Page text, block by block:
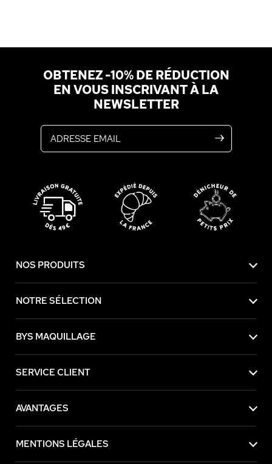
OBTENEZ -10% DE RÉDUCTION
EN VOUS INSCRIVANT À LA
NEWSLETTER
NOS PRODUITS
NOTRE SÉLECTION
BYS MAQUILLAGE
SERVICE CLIENT
AVANTAGES
MENTIONS LÉGALES